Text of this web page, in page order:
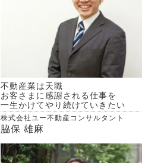
不動産業は天職
お客さまに感謝される仕事を
一生かけてやり続けていきたい
株式会社ユー不動産コンサルタント
脇保 雄麻